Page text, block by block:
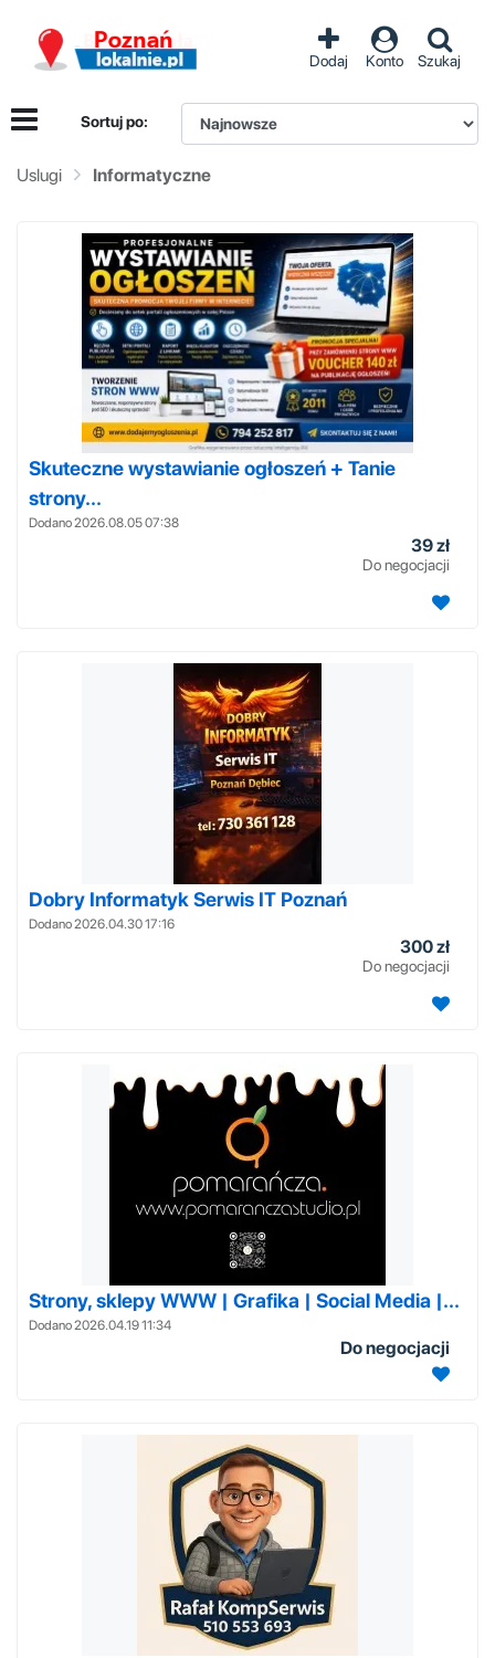
Dodaj Konto Szukaj
Uslugi Informatyczne
Sortuj po:
Skuteczne wystawianie ogłoszeń + Tanie
strony...
Dodano 2026.08.05 07:38
39 zł
Do negocjacji
Dobry Informatyk Serwis IT Poznań
Dodano 2026.04.30 17:16
300 zł
Do negocjacji
Strony, sklepy WWW | Grafika | Social Media |...
Dodano 2026.04.19 11:34
Do negocjacji